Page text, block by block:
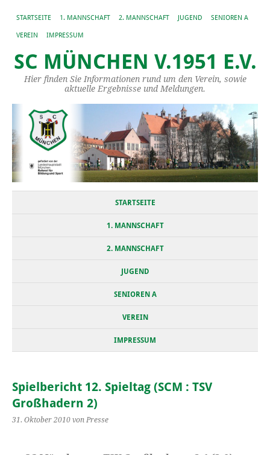
STARTSEITE 1. MANNSCHAFT 2. MANNSCHAFT JUGEND SENIOREN A
VEREIN IMPRESSUM
SC MÜNCHEN V.1951 E.V.
Hier finden Sie Informationen rund um den Verein, sowie
aktuelle Ergebnisse und Meldungen.
STARTSEITE
1. MANNSCHAFT
2. MANNSCHAFT
JUGEND
SENIOREN A
VEREIN
IMPRESSUM
Spielbericht 12. Spieltag (SCM : TSV
Großhadern 2)
31. Oktober 2010 von Presse